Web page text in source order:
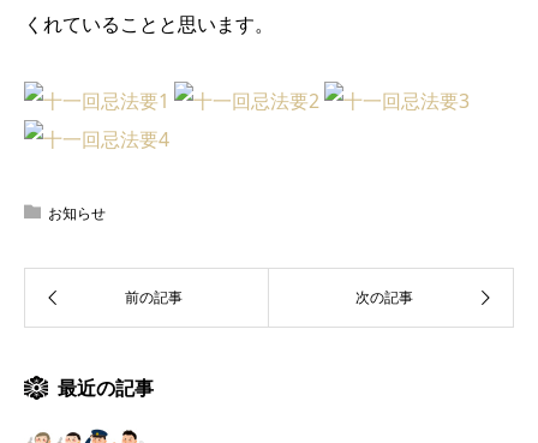
くれていることと思います。
お知らせ
最近の記事